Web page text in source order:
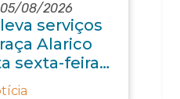
08/2026
serviços
Alarico
sexta-feira